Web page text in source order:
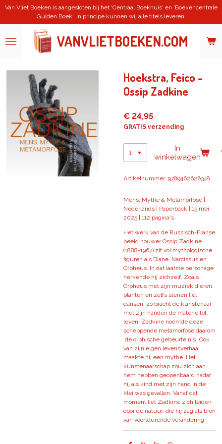
Ga
hoofdinhoud
VANVLIETBOEKEN.COM
Van Vliet Boeken is aangesloten bij het 'Centraal Boekhuis' en 'Boekencentrale
Gulden Boek'. In principe kunnen wij alle titels leveren.
Hoekstra, Feico -
Ossip Zadkine
€ 24,95
GRATIS verzending
In
winkelwagen
Artikelnummer: 9789462626348
Mens, Mythe & Metamorfose |
Nederlands | Paperback | 15 mei
2025 | 112 pagina's
Het werk van de Russisch-Franse
beeld houwer Ossip Zadkine
(1888-1967) zit vol mythologische
figuren als Diane, Narcissus en
Orpheus. In dat laatste personage
herkende hij zichzelf. Zoals
Orpheus met zijn muziek dieren,
planten en zelfs stenen liet
dansen, zo bracht de kunstenaar
met zijn handen de materie tot
leven. Zadkine noemde deze
scheppende metamorfose daarom
‘de orphische gebeurte nis’. Ook
van zijn eigen levensverhaal
maakte hij een mythe. Het
kunstenaarschap zou zich aan
hem hebben geopenbaard nadat
hij als kind met zijn hand in de
klei was gevallen. Vanaf dat
moment liet Zadkine zich leiden
door de natuur, die hij zag als bron
van voortdurende verandering.